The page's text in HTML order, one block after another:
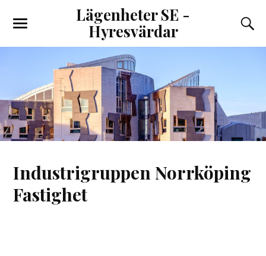
Lägenheter SE -
Hyresvärdar
Industrigruppen Norrköping
Fastighet